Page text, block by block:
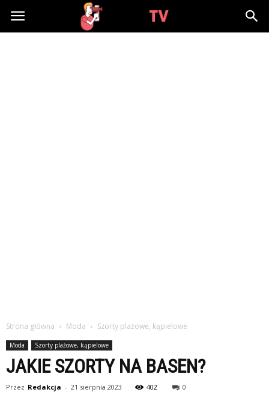
WizjaTV.pl
Strona główna Moda Szorty plażowe, kąpielowe
Moda Szorty plażowe, kąpielowe
JAKIE SZORTY NA BASEN?
Przez Redakcja - 21 sierpnia 2023 402 0